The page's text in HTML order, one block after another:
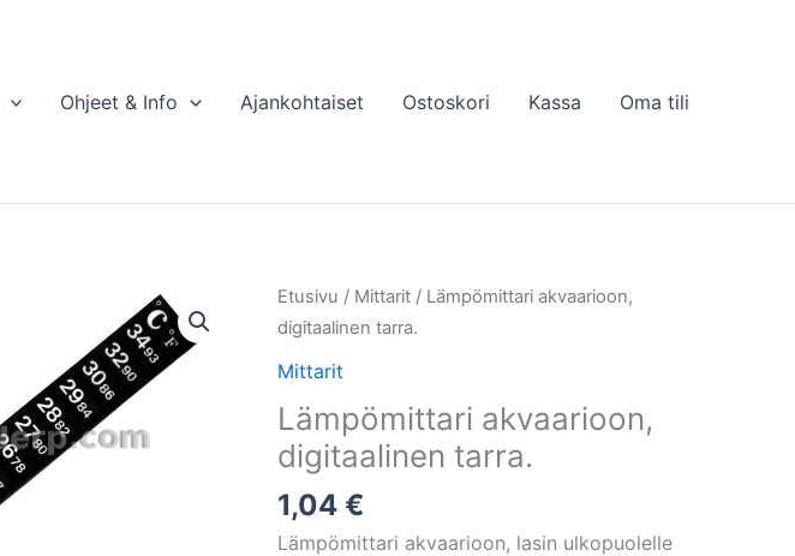
Ohjeet & Info Ajankohtaiset Ostoskori Kassa Oma tili
Etusivu / Mittarit/ Lämpömittari akvaarioon,
digitaalinen tarra.
Mittarit
Lämpömittari akvaarioon,
digitaalinen tarra.
1,04 €
Lämpömittari akvaarioon, lasin ulkopuolelle